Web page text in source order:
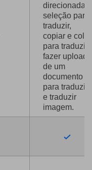
direcionada,
seleção para
traduzir,
copiar e colar
para traduzir,
fazer upload
de um
documento
para traduzir
e traduzir
imagem.